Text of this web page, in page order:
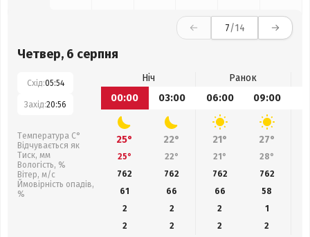
7/14
Четвер, 6 серпня
Схід:05:54
Захід:20:56
Температура С°
Відчувається як
Тиск, мм
Вологість, %
Вітер, м/с
Ймовірність опадів,
%
Ніч
Ранок
00:00
03:00 06:00 09:00
25° 22° 21° 27°
25° 22° 21° 28°
762
762 762 762
61
66 66
58
2
2 2
1
2
2 2 2